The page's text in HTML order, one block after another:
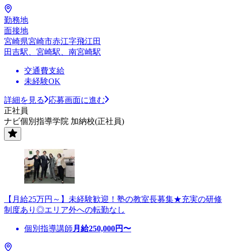
勤務地
面接地
宮崎県宮崎市赤江字飛江田
田吉駅、宮崎駅、南宮崎駅
交通費支給
未経験OK
詳細を見る
応募画面に進む
正社員
ナビ個別指導学院 加納校(正社員)
【月給25万円～】未経験歓迎！塾の教室長募集★充実の研修
制度あり◎エリア外への転勤なし
個別指導講師 月給250,000円〜